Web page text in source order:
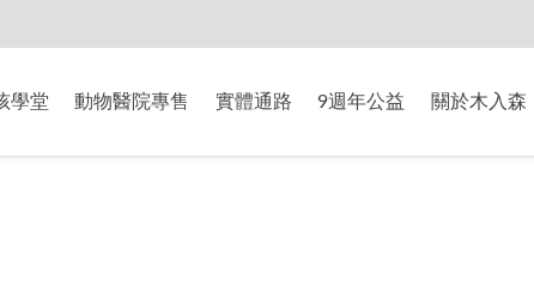
學堂 動物醫院專售 實體通路 9週年公益 關於木入森